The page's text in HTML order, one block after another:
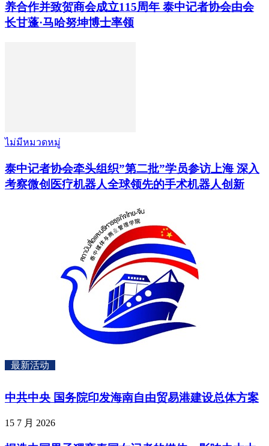
养合作并致贺商会成立115周年 泰中记者协会由会
长甘蓬·马哈努坤博士率领
ไม่มีหมวดหมู่
泰中记者协会牵头组织”第二批”学员参访上海 深入
考察微创医疗机器人全球领先的手术机器人创新
最新活动
中共中央 国务院印发海南自由贸易港建设总体方案
15 7 月 2026